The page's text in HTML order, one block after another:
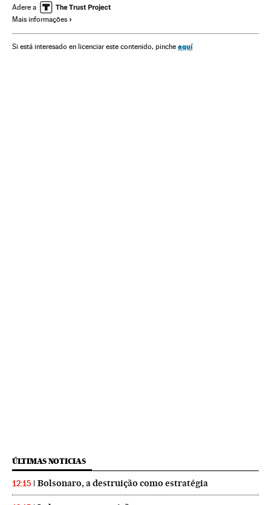
Adere a
Mais informações
Si está interesado en licenciar este contenido, pinche aquí
ÚLTIMAS NOTICIAS
12:15 Bolsonaro, a destruição como estratégia